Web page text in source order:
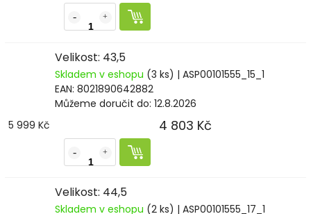
Velikost: 43,5
Skladem v eshopu (3 ks) | ASP00101555_15_1
EAN: 8021890642882
Můžeme doručit do: 12.8.2026
5 999 Kč
4 803 Kč
Velikost: 44,5
Skladem v eshopu (2 ks) | ASP00101555_17_1